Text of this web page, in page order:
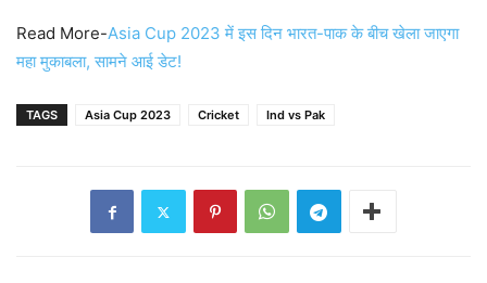
Read More-Asia Cup 2023 में इस दिन भारत-पाक के बीच खेला जाएगा
महा मुकाबला, सामने आई डेट!
TAGS Asia Cup 2023 Cricket Ind vs Pak